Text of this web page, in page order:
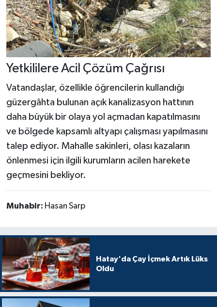
Yetkililere Acil Çözüm Çağrısı
Vatandaşlar, özellikle öğrencilerin kullandığı
güzergâhta bulunan açık kanalizasyon hattının
daha büyük bir olaya yol açmadan kapatılmasını
ve bölgede kapsamlı altyapı çalışması yapılmasını
talep ediyor. Mahalle sakinleri, olası kazaların
önlenmesi için ilgili kurumların acilen harekete
geçmesini bekliyor.
Muhabir: Hasan Sarp
Hatay'da Çay İçmek Artık Lüks
Oldu